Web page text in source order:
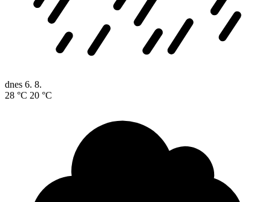
dnes 6. 8.
28 °C 20 °C